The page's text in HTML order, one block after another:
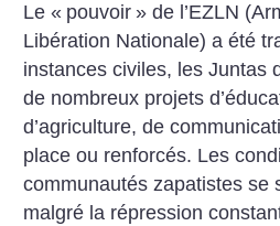
Le « pouvoir » de l’EZLN
Libération Nationale) a été
instances civiles, les Juntas
de nombreux projets
d’agriculture, de
place ou renforcés. Les
communautés zapatistes se
malgré la répression